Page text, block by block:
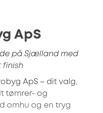
ApS
på Sjælland med
finish
ApS – dit valg,
tømrer- og
omhu og en tryg